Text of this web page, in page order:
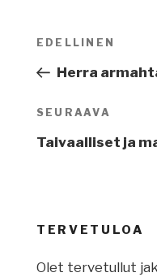
Artikkelien
Edellinen
artikkeli
EDELLINEN
Herra
Seuraava
artikkeli
SEURAAVA
Taivaalliset ja
TERVETULOA
Olet tervetullut